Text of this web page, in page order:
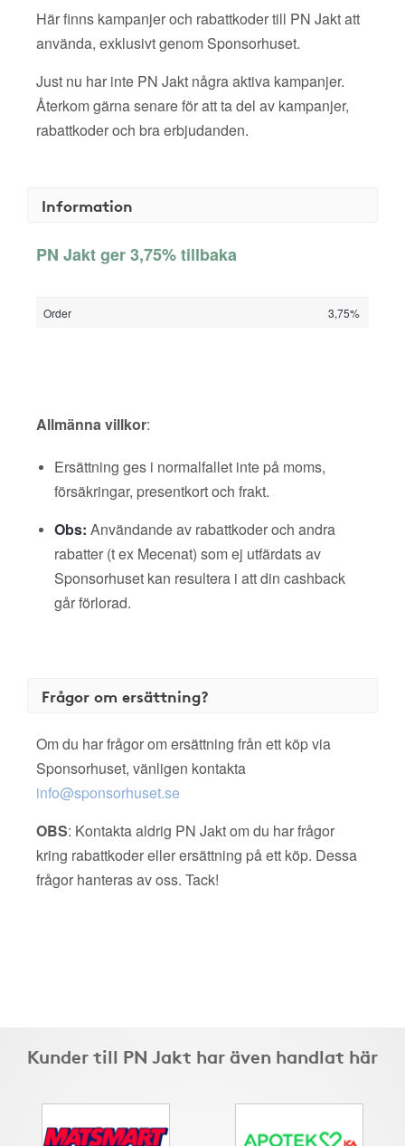
Här finns kampanjer och rabattkoder till PN Jakt att
använda, exklusivt genom Sponsorhuset.
Just nu har inte PN Jakt några aktiva kampanjer.
Återkom gärna senare för att ta del av kampanjer,
rabattkoder och bra erbjudanden.
Information
PN Jakt ger 3,75% tillbaka
Order 3,75%
Allmänna villkor:
Ersättning ges i normalfallet inte på moms,
försäkringar, presentkort och frakt.
Obs: Användande av rabattkoder och andra
rabatter (t ex Mecenat) som ej utfärdats av
Sponsorhuset kan resultera i att din cashback
går förlorad.
Frågor om ersättning?
Om du har frågor om ersättning från ett köp via
Sponsorhuset, vänligen kontakta
info@sponsorhuset.se
OBS: Kontakta aldrig PN Jakt om du har frågor
kring rabattkoder eller ersättning på ett köp. Dessa
frågor hanteras av oss. Tack!
Kunder till PN Jakt har även handlat här